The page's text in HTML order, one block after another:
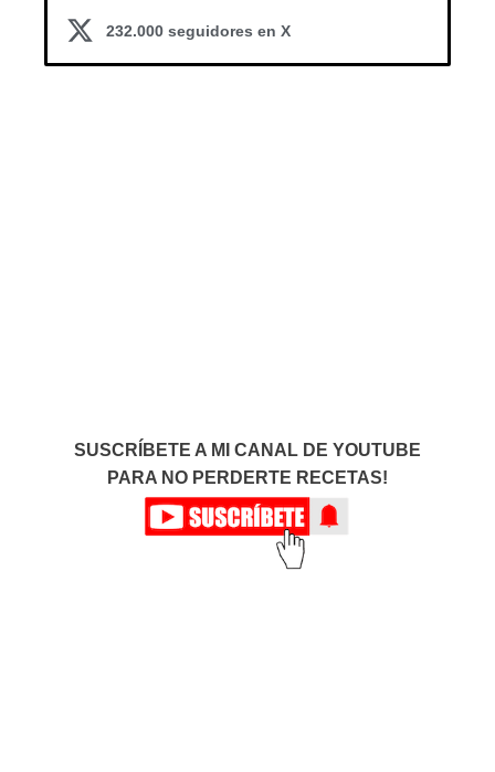
232.000 seguidores en X
SUSCRÍBETE A MI CANAL DE YOUTUBE
PARA NO PERDERTE RECETAS!